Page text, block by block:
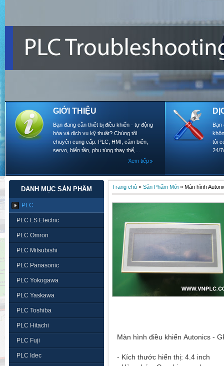
GIỚI THIỆU
Bạn đang cần thiết bị điều khiển - tự động
hóa và dịch vụ kỹ thuật? Chúng tôi
chuyên cung cấp: PLC, HMI, cảm biến,
servo, biến tần, phụ tùng thay thế,...
Xem tiếp
Bạn
tôi
24/
DANH MỤC SẢN PHẨM
PLC
PLC LS Electric
PLC Omron
PLC Mitsubishi
PLC Panasonic
PLC Yokogawa
PLC Yaskawa
PLC Toshiba
PLC Hitachi
PLC Fuji
PLC Idec
Trang chủ » Sản Phẩm Mới » Màn hình
Màn hình điều khiển Autonics -
- Kích thước hiển thị: 4.4 inch